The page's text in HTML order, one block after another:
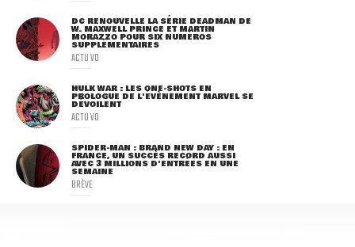
DC RENOUVELLE LA SÉRIE DEADMAN DE
W. MAXWELL PRINCE ET MARTIN
MORAZZO POUR SIX NUMÉROS
SUPPLÉMENTAIRES
ACTU VO
HULK WAR : LES ONE-SHOTS EN
PROLOGUE DE L'ÉVÈNEMENT MARVEL SE
DÉVOILENT
ACTU VO
SPIDER-MAN : BRAND NEW DAY : EN
FRANCE, UN SUCCÈS RECORD AUSSI
AVEC 3 MILLIONS D'ENTRÉES EN UNE
SEMAINE
BRÈVE